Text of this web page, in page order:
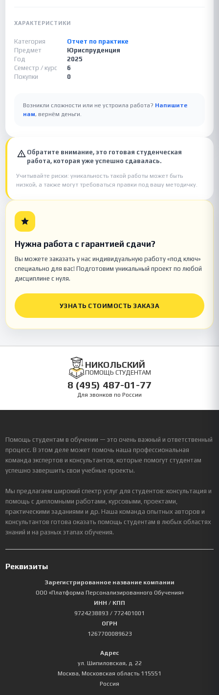
ХАРАКТЕРИСТИКИ
Категория
Отчет по практике
Предмет
Юриспруденция
Год
2025
Семестр / курс
6
Покупки
0
Возникли сложности или не устроила работа? Напишите
нам, вернём деньги.
Обратите внимание, это готовая студенческая
работа, которая уже успешно сдавалась.
Учитывайте риски: уникальность такой работы может быть
низкой, а также могут требоваться правки под вашу методичку.
Нужна работа с гарантией сдачи?
Вы можете заказать у нас индивидуальную работу «под ключ»
специально для вас! Подготовим уникальный проект по любой
дисциплине с нуля.
УЗНАТЬ СТОИМОСТЬ ЗАКАЗА
НИКОЛЬСКИЙ
ПОМОЩЬ СТУДЕНТАМ
8 (495) 487-01-77
Для звонков по России
Помощь студентам в обучении — это очень важный и ответственный
процесс. В этом деле может помочь наша профессиональная
команда экспертов и консультантов, которые помогут студентам
успешно завершить свои учебные проекты.
Мы предлагаем широкий спектр услуг для студентов: консультация и
помощь с дипломными работами, курсовыми, проектами,
практическими заданиями и др. Наша команда опытных авторов и
консультантов готова оказать помощь студентам в любых областях
знаний и на разных этапах обучения.
Реквизиты
Зарегистрированное название компании
ООО «Платформа Персонализированного Обучения»
ИНН / КПП
9724238893 / 772401001
ОГРН
1267700089623
Адрес
ул. Шипиловская, д. 22
Москва, Московская область 115551
Россия